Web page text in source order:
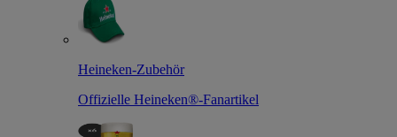
Heineken-Zubehör
Offizielle Heineken®-Fanartikel